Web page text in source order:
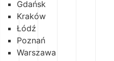
Gdańsk
Kraków
Łódź
Poznań
Warszawa